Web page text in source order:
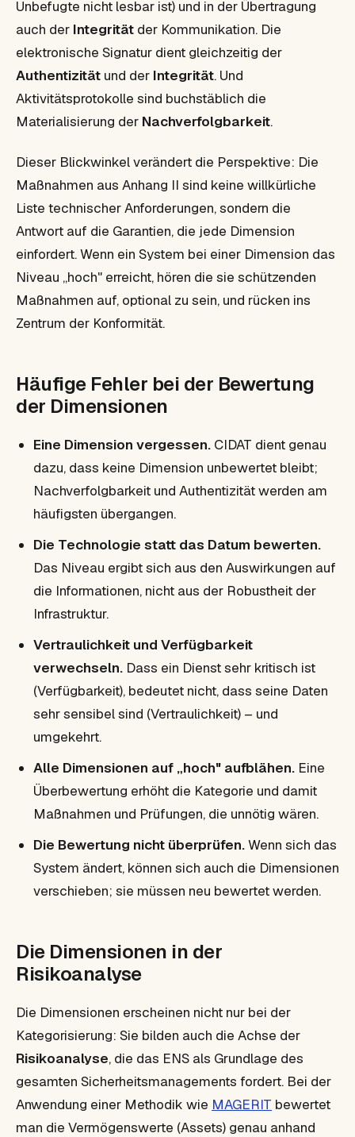
Unbefugte nicht lesbar ist) und in der Übertragung
auch der Integrität der Kommunikation. Die
elektronische Signatur dient gleichzeitig der
Authentizität und der Integrität. Und
Aktivitätsprotokolle sind buchstäblich die
Materialisierung der Nachverfolgbarkeit.
Dieser Blickwinkel verändert die Perspektive: Die
Maßnahmen aus Anhang II sind keine willkürliche
Liste technischer Anforderungen, sondern die
Antwort auf die Garantien, die jede Dimension
einfordert. Wenn ein System bei einer Dimension das
Niveau „hoch" erreicht, hören die sie schützenden
Maßnahmen auf, optional zu sein, und rücken ins
Zentrum der Konformität.
Häufige Fehler bei der Bewertung
der Dimensionen
Eine Dimension vergessen. CIDAT dient genau
dazu, dass keine Dimension unbewertet bleibt;
Nachverfolgbarkeit und Authentizität werden am
häufigsten übergangen.
Die Technologie statt das Datum bewerten.
Das Niveau ergibt sich aus den Auswirkungen auf
die Informationen, nicht aus der Robustheit der
Infrastruktur.
Vertraulichkeit und Verfügbarkeit
verwechseln. Dass ein Dienst sehr kritisch ist
(Verfügbarkeit), bedeutet nicht, dass seine Daten
sehr sensibel sind (Vertraulichkeit) – und
umgekehrt.
Alle Dimensionen auf „hoch" aufblähen. Eine
Überbewertung erhöht die Kategorie und damit
Maßnahmen und Prüfungen, die unnötig wären.
Die Bewertung nicht überprüfen.Wenn sich das
System ändert, können sich auch die Dimensionen
verschieben; sie müssen neu bewertet werden.
Die Dimensionen in der
Risikoanalyse
Die Dimensionen erscheinen nicht nur bei der
Kategorisierung: Sie bilden auch die Achse der
Risikoanalyse, die das ENS als Grundlage des
gesamten Sicherheitsmanagements fordert. Bei der
Anwendung einer Methodik wie MAGERIT bewertet
man die Vermögenswerte (Assets) genau anhand